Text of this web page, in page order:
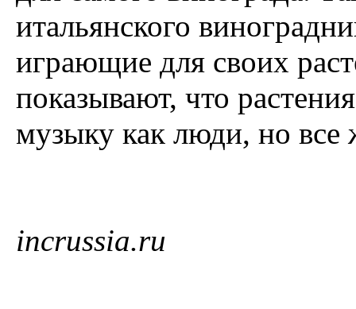
итальянского
играющие для своих
показывают, что
музыку как люди, но все
incrussia.ru